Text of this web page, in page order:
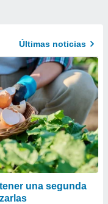
Últimas noticias
una segunda